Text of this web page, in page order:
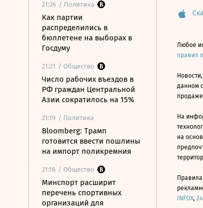
21:26 / Политика
Как партии
распределились в
бюллетене на выборах в
Госдуму
21:21 / Общество
Число рабочих въездов в
РФ граждан Центральной
Азии сократилось на 15%
21:19 / Политика
Bloomberg: Трамп
готовится ввести пошлины
на импорт поликремния
21:16 / Общество
Минспорт расширит
перечень спортивных
организаций для
Любое
правил
данном
На
на
INFOX,